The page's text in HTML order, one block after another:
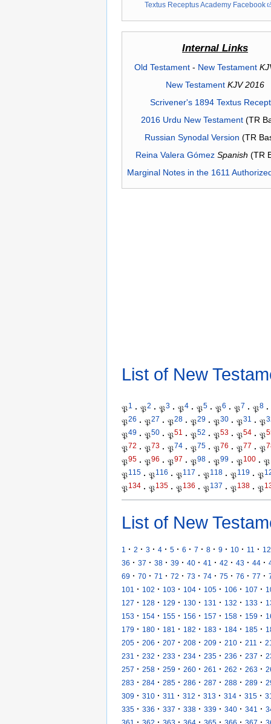
Textus Receptus Academy Facebook
Internal Links
Old Testament- New Testament
New Testament KJV 2016
Scrivener's 1894 Textus
2016 Urdu New Testament(TR
Russian Synodal Version (TR
Reina Valera Gómez Spanish (TR
Marginal Notes in the 1611
List of New
𝔓1 · 𝔓2 · 𝔓3 · 𝔓4 · 𝔓5 · 𝔓6 · 𝔓7 · 𝔓8 ·
𝔓26 · 𝔓27 · 𝔓28 · 𝔓29 · 𝔓30 · 𝔓31 · 𝔓
𝔓49 · 𝔓50 · 𝔓51 · 𝔓52 · 𝔓53 · 𝔓54 · 𝔓
𝔓72 · 𝔓73 · 𝔓74 · 𝔓75 · 𝔓76 · 𝔓77 · 𝔓
𝔓95 · 𝔓96 · 𝔓97 · 𝔓98 · 𝔓99 · 𝔓100 · 𝔓
𝔓115 · 𝔓116 · 𝔓117 · 𝔓118 · 𝔓119 · 𝔓
𝔓134 · 𝔓135 · 𝔓136 · 𝔓137 · 𝔓138 · 𝔓
List of New
1 · 2 · 3 · 4 · 5 · 6 · 7 · 8 · 9 · 10 · 11 · 12
36 · 37 · 38 · 39 · 40 · 41 · 42 · 43 · 44 ·
69 · 70 · 71 · 72 · 73 · 74 · 75 · 76 · 77 ·
101
· 102 · 103 · 104 · 105 · 106 · 107 ·
127 · 128 · 129 · 130 · 131 · 132 · 133 ·
153 · 154 · 155 · 156 · 157 · 158 · 159 ·
179 · 180 · 181 · 182 · 183 · 184 · 185 ·
205 · 206 · 207 · 208 · 209 · 210 · 211 ·
231
· 232 · 233 · 234 · 235 · 236 · 237 ·
257 · 258 · 259 · 260 · 261 · 262 · 263 ·
283 · 284 · 285 · 286 · 287 · 288 · 289 ·
309 · 310 · 311 · 312 · 313 · 314 · 315 ·
335 · 336 · 337 · 338 · 339 · 340 · 341 ·
361
362 363 364 365 366 367